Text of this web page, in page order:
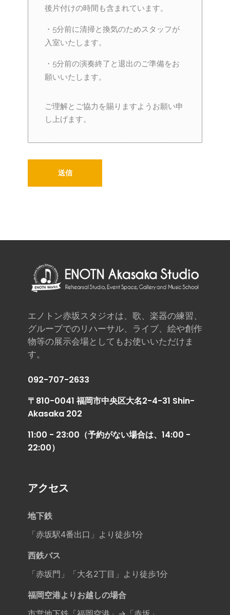
後片付けの時間も含まれています。
・5分前に清掃と換気のためスタッフが
入室いたします。
・5分前の演奏終了と退出のご準備をお
願いいたします。
ご理解とご協力を賜りますようお願い申
し上げます。
エノトン赤坂スタジオは、歌、楽器の練習、
グループでのリハーサル、ライブ、絵や創作
物等の展示会場としてもお使いいただけま
す。
092-707-2633
〒810-0041 福岡市中央区大名2-4-31 Shin-
Akasaka 202
11:00 - 23:00（予約がない場合は、14:00 -
22:00）
アクセス
地下鉄
「赤坂駅4番出口」より徒歩1分
西鉄バス
「赤坂門」「大名2丁目」より徒歩1分
福岡空港よりお越しの場合